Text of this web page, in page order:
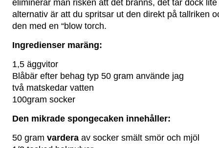
eliminerar man risken att det bränns, det tar dock
alternativ är att du spritsar ut den direkt på tallriken
den med en “blow torch.
Ingredienser maräng:
1,5 äggvitor
Blåbär efter behag typ 50 gram använde jag
två matskedar vatten
100gram socker
Den mikrade spongecaken innehåller:
50 gram vardera av socker smält smör och mjöl